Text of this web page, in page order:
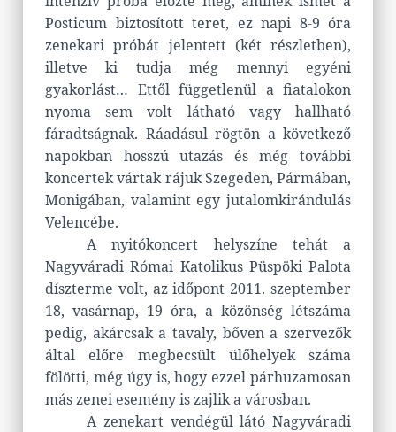
Posticum biztosított teret, ez napi 8-9 óra
zenekari próbát jelentett (két részletben),
illetve ki tudja még mennyi egyéni
gyakorlást… Ettől függetlenül a fiatalokon
nyoma sem volt látható vagy hallható
fáradtságnak. Ráadásul rögtön a következő
napokban hosszú utazás és még további
koncertek vártak rájuk Szegeden, Pármában,
Monigában, valamint egy jutalomkirándulás
Velencébe.
A nyitókoncert helyszíne tehát a
Nagyváradi Római Katolikus Püspöki Palota
díszterme volt, az időpont 2011. szeptember
18, vasárnap, 19 óra, a közönség létszáma
pedig, akárcsak a tavaly, bőven a szervezők
által előre megbecsült ülőhelyek száma
fölötti, még úgy is, hogy ezzel párhuzamosan
más zenei esemény is zajlik a városban.
A zenekart vendégül látó Nagyváradi